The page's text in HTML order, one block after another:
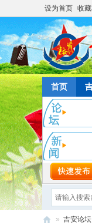
设为首页 收
首页
» 吉安论坛